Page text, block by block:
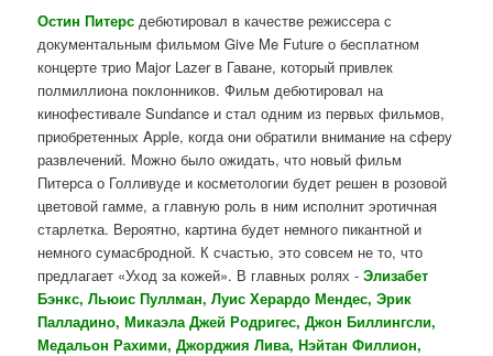
Остин Питерс дебютировал в качестве режиссера с
документальным фильмом Give Me Future о бесплатном
концерте трио Major Lazer в Гаване, который привлек
полмиллиона поклонников. Фильм дебютировал на
кинофестивале Sundance и стал одним из первых фильмов,
приобретенных Apple, когда они обратили внимание на сферу
развлечений. Можно было ожидать, что новый фильм
Питерса о Голливуде и косметологии будет решен в розовой
цветовой гамме, а главную роль в ним исполнит эротичная
старлетка. Вероятно, картина будет немного пикантной и
немного сумасбродной. К счастью, это совсем не то, что
предлагает «Уход за кожей». В главных ролях -Элизабет
Бэнкс, Льюис Пуллман, Луис Херардо Мендес, Эрик
Палладино, Микаэла Джей Родригес, Джон Биллингсли,
Медальон Рахими, Джорджия Лива, Нэйтан Филлион,